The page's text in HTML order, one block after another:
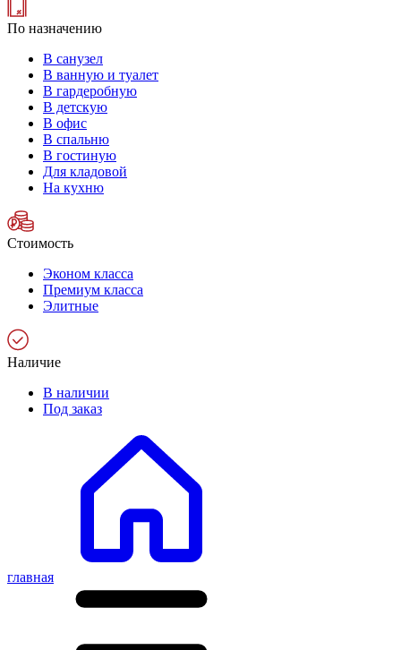
По назначению
В санузел
В ванную и туалет
В гардеробную
В детскую
В офис
В спальню
В гостиную
Для кладовой
На кухню
Стоимость
Эконом класса
Премиум класса
Элитные
Наличие
В наличии
Под заказ
главная